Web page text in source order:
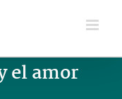
el amor